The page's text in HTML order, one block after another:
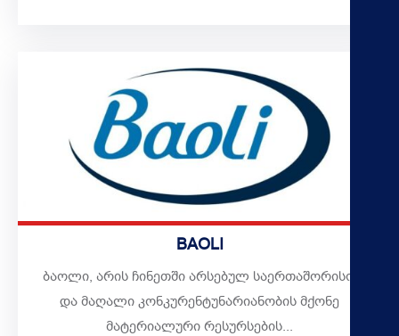
BAOLI
ბაოლი, არის ჩინეთში არსებულ საერთაშორისო
და მაღალი კონკურენტუნარიანობის მქონე
მატერიალური რესურსების...